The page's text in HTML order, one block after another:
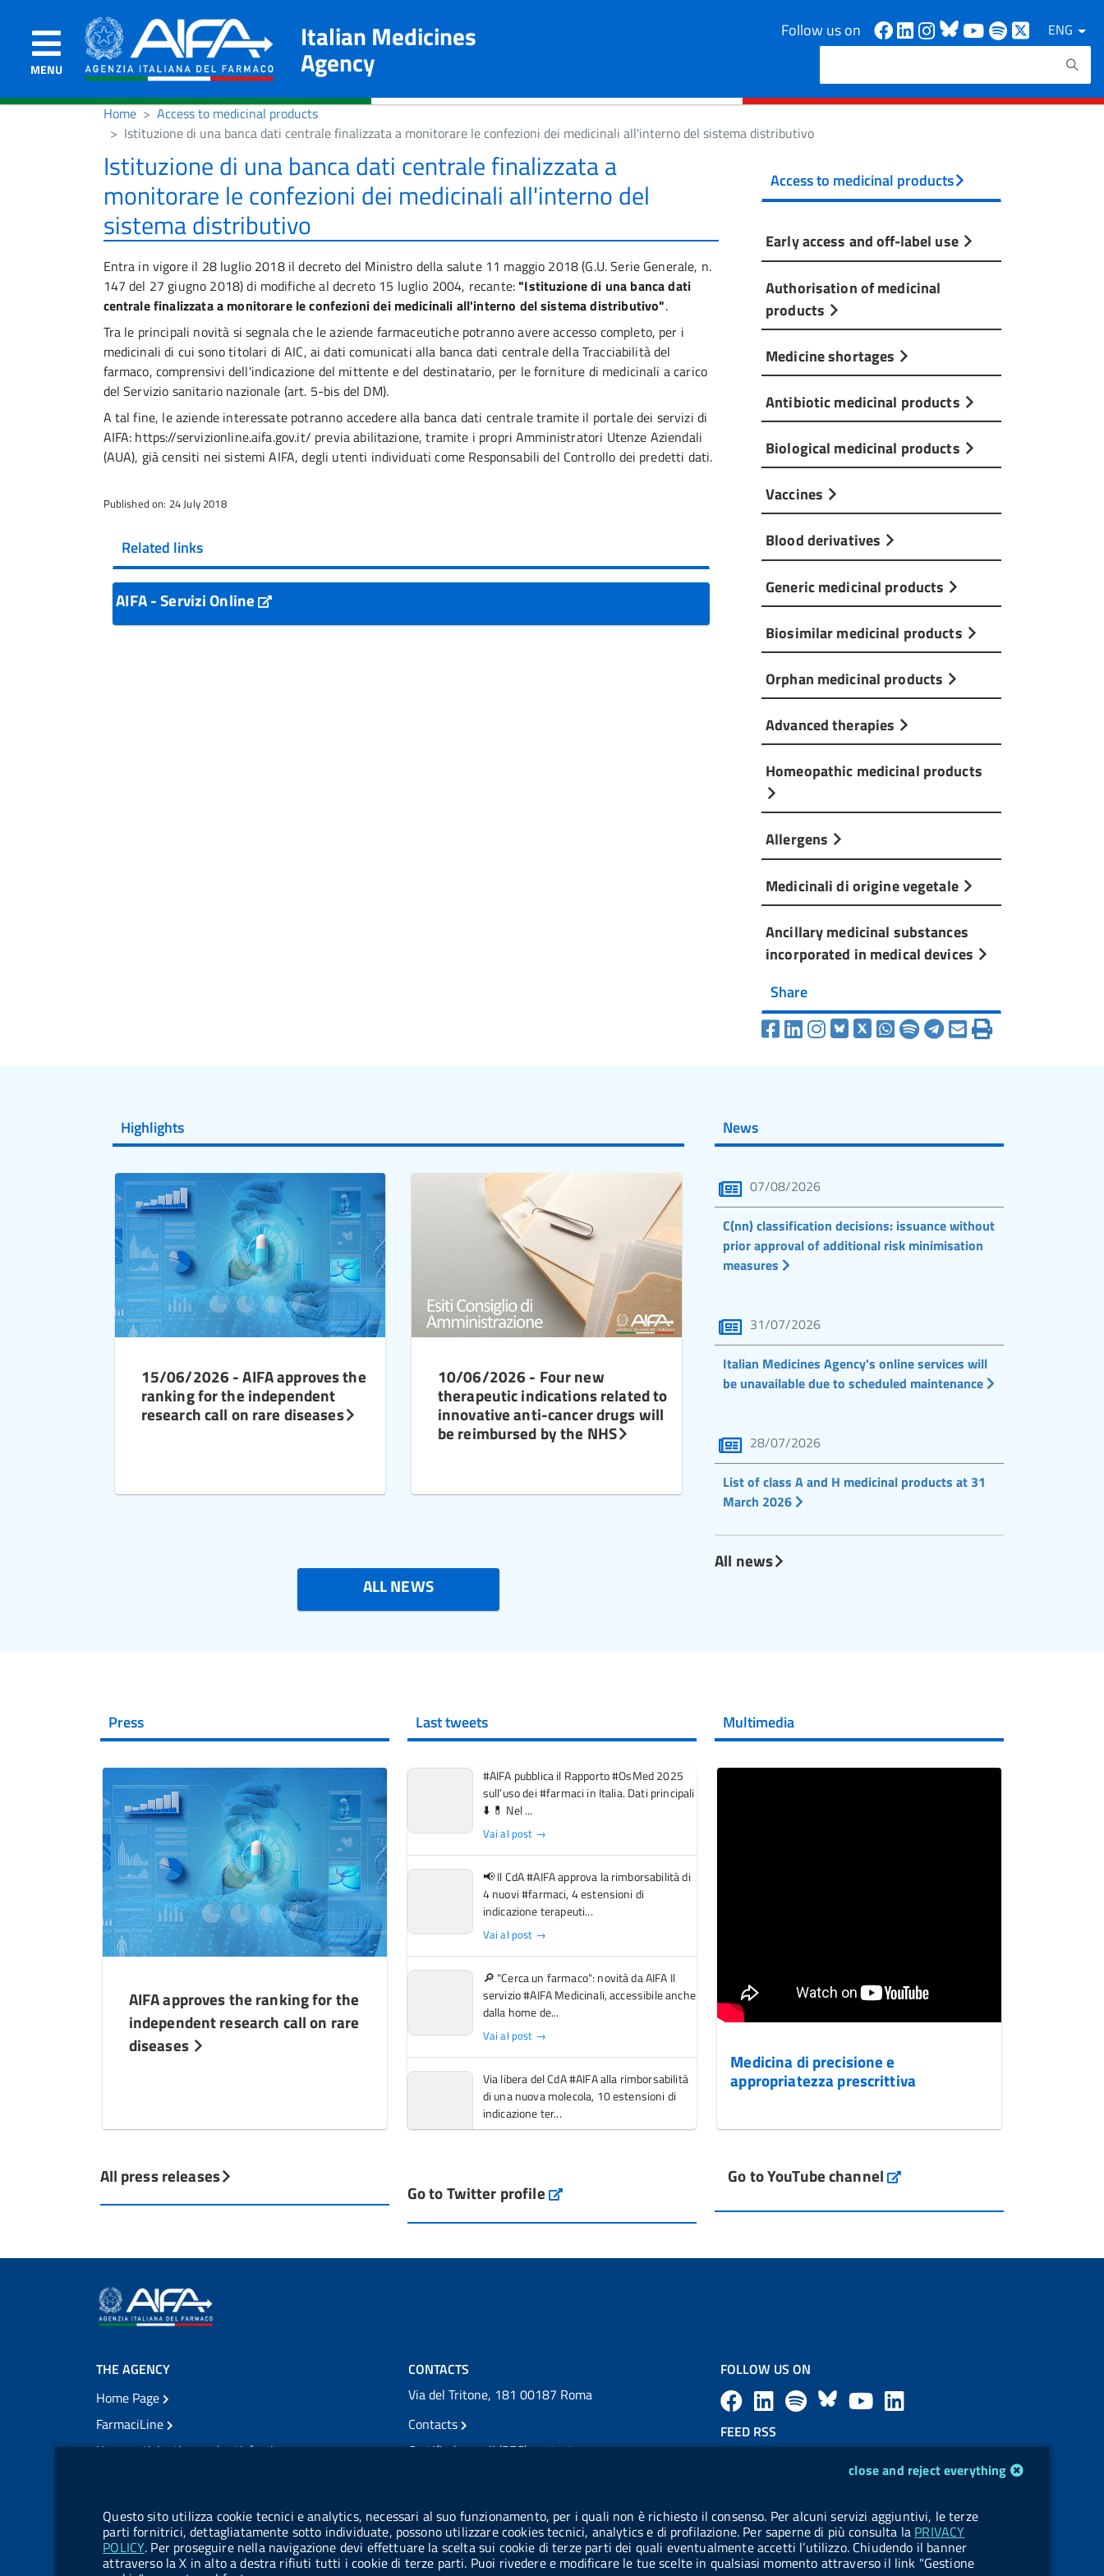
MENU
Italian Medicines
Agency
Follow us on Facebook
Linkedin
Instagram
Bluesky
Youtube
Spotify
ENGSearch
Home
Access to medicinal products
Istituzione di una banca dati centrale finalizzata a monitorare le confezioni dei medicinali all'interno del sistema distributivo
Istituzione di una banca dati centrale finalizzata a
monitorare le confezioni dei medicinali all'interno del
sistema distributivo
Entra in vigore il 28 luglio 2018 il decreto del Ministro della salute 11 maggio 2018 (G.U. Serie Generale, n.
147 del 27 giugno 2018) di modifiche al decreto 15 luglio 2004, recante: "Istituzione di una banca dati
centrale finalizzata a monitorare le confezioni dei medicinali all'interno del sistema distributivo".
Tra le principali novità si segnala che le aziende farmaceutiche potranno avere accesso completo, per i
medicinali di cui sono titolari di AIC, ai dati comunicati alla banca dati centrale della Tracciabilità del
farmaco, comprensivi dell'indicazione del mittente e del destinatario, per le forniture di medicinali a carico
del Servizio sanitario nazionale (art. 5-bis del DM).
A tal fine, le aziende interessate potranno accedere alla banca dati centrale tramite il portale dei servizi di
AIFA: https://servizionline.aifa.gov.it/ previa abilitazione, tramite i propri Amministratori Utenze Aziendali
(AUA), già censiti nei sistemi AIFA, degli utenti individuati come Responsabili del Controllo dei predetti dati.
Published on: 24 July 2018
Related links
AIFA - Servizi Online
Access to medicinal products
Early access and off-label use
Authorisation of medicinal
products
Medicine shortages
Antibiotic medicinal products
Biological medicinal products
Vaccines
Blood derivatives
Generic medicinal products
Biosimilar medicinal products
Orphan medicinal products
Advanced therapies
Homeopathic medicinal products
Allergens
Medicinali di origine vegetale
Ancillary medicinal substances
incorporated in medical devices
Share
Highlights
15/06/2026 - AIFA approves the
ranking for the independent
research call on rare diseases
10/06/2026 - Four new
therapeutic indications related to
innovative anti-cancer drugs will
be reimbursed by the NHS
ALL NEWS
News
07/08/2026
C(nn) classification decisions: issuance without
prior approval of additional risk minimisation
measures
31/07/2026
Italian Medicines Agency's online services will
be unavailable due to scheduled maintenance
28/07/2026
List of class A and H medicinal products at 31
March 2026
All news
Press
AIFA approves the ranking for the
independent research call on rare
diseases
All press releases
Last tweets
#AIFA pubblica il Rapporto #OsMed 2025
sull’uso dei #farmaci in Italia. Dati principali
⬇️ 💊 Nel ...
Vai al post →
📢 Il CdA #AIFA approva la rimborsabilità di
4 nuovi #farmaci, 4 estensioni di
indicazione terapeuti...
Vai al post →
🔎 "Cerca un farmaco": novità da AIFA Il
servizio #AIFA Medicinali, accessibile anche
dalla home de...
Vai al post →
Via libera del CdA #AIFA alla rimborsabilità
di una nuova molecola, 10 estensioni di
indicazione ter...
per l'accesso ai #farmaci orfani rimborsati
Go to Twitter profile aifa_ufficiale
Multimedia
Medicina di precisione e
appropriatezza prescrittiva
Go to YouTube channel
close and reject everything
Questo sito utilizza cookie tecnici e analytics, necessari al suo funzionamento, per i quali non è richiesto il consenso. Per alcuni servizi aggiuntivi, le terze
parti fornitrici, dettagliatamente sotto individuate, possono utilizzare cookies tecnici, analytics e di profilazione. Per saperne di più consulta la PRIVACY
POLICY. Per proseguire nella navigazione devi effettuare la scelta sui cookie di terze parti dei quali eventualmente accetti l’utilizzo. Chiudendo il banner
attraverso la X in alto a destra rifiuti tutti i cookie di terze parti. Puoi rivedere e modificare le tue scelte in qualsiasi momento attraverso il link "Gestione
THE AGENCY
Home Page
FarmaciLine
User participation and satisfaction
Open governance
Acts of notification
CONTACTS
Via del Tritone, 181 00187 Roma
Contacts
Certified e-mail (PEC) contacts
Tax code: 97345810580
IPA AIFA code: aifa_rm
IPA UCB code: UFE1TR
FOLLOW US ON
F
a
b
o
L
e
d
l
.
B
u
s
k
Y
u
u
b
n
e
d
FEED RSS
e
d
Cookie management